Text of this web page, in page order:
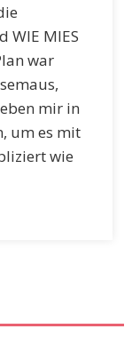
WIE MIES
war
mir in
um es mit
wie